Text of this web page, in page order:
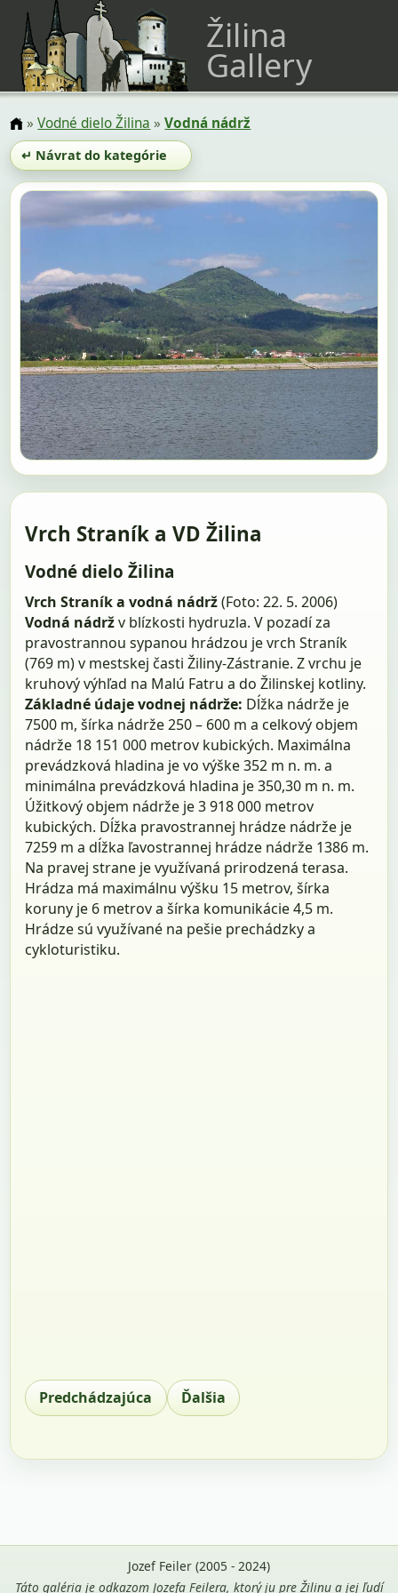
Žilina
Gallery
»Vodné dielo Žilina »Vodná nádrž
↵ Návrat do kategórie
Vrch Straník a VD Žilina
Vodné dielo Žilina
Vrch Straník a vodná nádrž(Foto: 22. 5. 2006)
Vodná nádržv blízkosti hydruzla. V pozadí za
pravostrannou sypanou hrádzou je vrch Straník
(769 m) v mestskej časti Žiliny-Zástranie. Z vrchu je
kruhový výhľad na Malú Fatru a do Žilinskej kotliny.
Základné údaje vodnej nádrže: Dĺžka nádrže je
7500 m, šírka nádrže 250 – 600 m a celkový objem
nádrže 18 151 000 metrov kubických. Maximálna
prevádzková hladina je vo výške 352 m n. m. a
minimálna prevádzková hladina je 350,30 m n. m.
Úžitkový objem nádrže je 3 918 000 metrov
kubických. Dĺžka pravostrannej hrádze nádrže je
7259 m a dĺžka ľavostrannej hrádze nádrže 1386 m.
Na pravej strane je využívaná prirodzená terasa.
Hrádza má maximálnu výšku 15 metrov, šírka
koruny je 6 metrov a šírka komunikácie 4,5 m.
Hrádze sú využívané na pešie prechádzky a
cykloturistiku.
Predchádzajúca Ďalšia
Jozef Feiler (2005 - 2024)
Táto galéria je odkazom Jozefa Feilera, ktorý ju pre Žilinu a jej ľudí